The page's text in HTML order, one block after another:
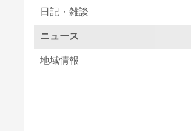
日記・雑談
ニュース
地域情報